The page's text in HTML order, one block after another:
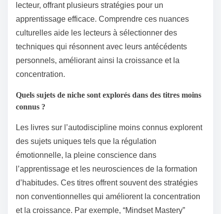
lecteur, offrant plusieurs stratégies pour un
apprentissage efficace. Comprendre ces nuances
culturelles aide les lecteurs à sélectionner des
techniques qui résonnent avec leurs antécédents
personnels, améliorant ainsi la croissance et la
concentration.
Quels sujets de niche sont explorés dans des titres moins
connus ?
Les livres sur l’autodiscipline moins connus explorent
des sujets uniques tels que la régulation
émotionnelle, la pleine conscience dans
l’apprentissage et les neurosciences de la formation
d’habitudes. Ces titres offrent souvent des stratégies
non conventionnelles qui améliorent la concentration
et la croissance. Par exemple, “Mindset Mastery”